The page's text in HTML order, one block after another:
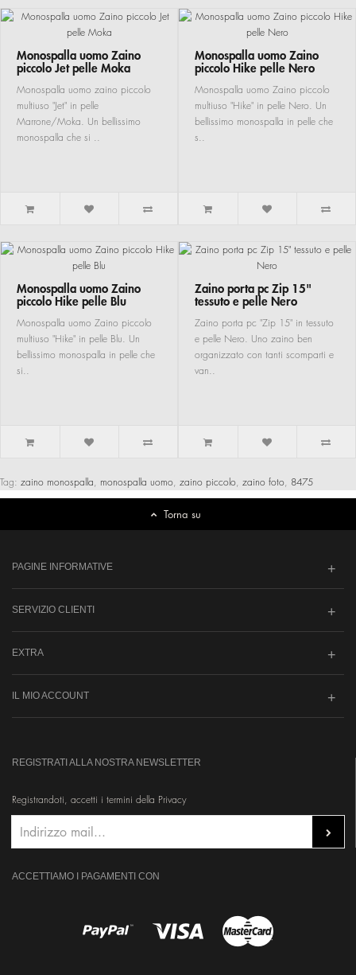
Monospalla uomo Zaino
piccolo Jet pelle Moka
Monospalla uomo zaino piccolo
multiuso "Jet" in pelle
Marrone/Moka. Un bellissimo
monospalla che si ..
Monospalla uomo Zaino
piccolo Hike pelle Nero
Monospalla uomo Zaino piccolo
multiuso "Hike" in pelle Nero. Un
bellissimo monospalla in pelle che
s..
Monospalla uomo Zaino
piccolo Hike pelle Blu
Monospalla uomo Zaino piccolo
multiuso "Hike" in pelle Blu. Un
bellissimo monospalla in pelle che
si..
Zaino porta pc Zip 15"
tessuto e pelle Nero
Zaino porta pc "Zip 15" in tessuto
e pelle Nero. Uno zaino ben
organizzato con tanti scomparti e
van..
Tag: zaino monospalla, monospalla uomo, zaino piccolo, zaino foto, 8475
Torna su
PAGINE INFORMATIVE
SERVIZIO CLIENTI
EXTRA
IL MIO ACCOUNT
REGISTRATI ALLA NOSTRA NEWSLETTER
Registrandoti, accetti i termini della Privacy
ACCETTIAMO I PAGAMENTI CON